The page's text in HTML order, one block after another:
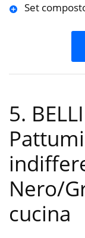
Set
5.
Nero/
cucina